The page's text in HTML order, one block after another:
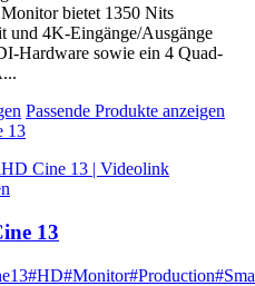
bietet 1350 Nits
und 4K-Eingänge/Ausgänge
Hardware sowie ein 4 Quad-
Passende Produkte anzeigen
13
13
#HD#Monitor#Production